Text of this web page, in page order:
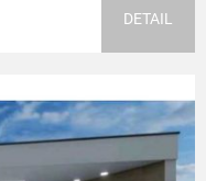
DETAIL